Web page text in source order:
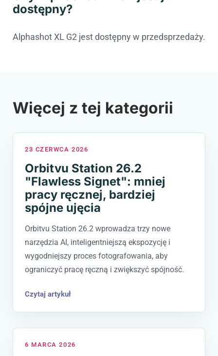
dostępny?
Alphashot XL G2 jest dostępny w przedsprzedaży.
Więcej z tej kategorii
23 CZERWCA 2026
Orbitvu Station 26.2
"Flawless Signet": mniej
pracy ręcznej, bardziej
spójne ujęcia
Orbitvu Station 26.2 wprowadza trzy nowe
narzędzia AI, inteligentniejszą ekspozycję i
wygodniejszy proces fotografowania, aby
ograniczyć pracę ręczną i zwiększyć spójność.
Czytaj artykuł
6 MARCA 2026